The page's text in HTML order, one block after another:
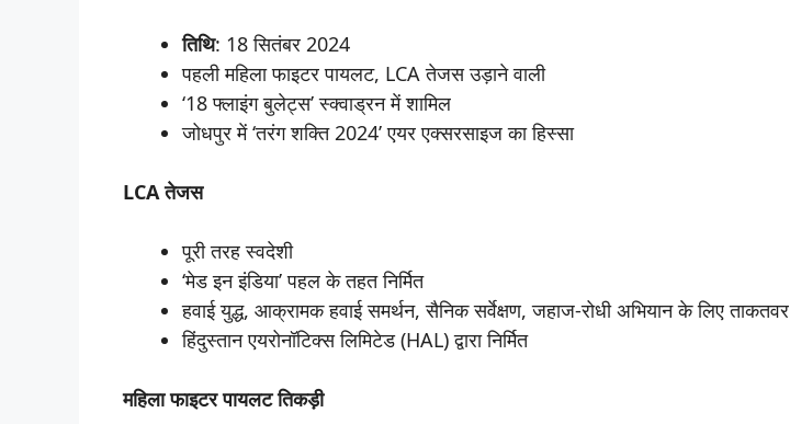
तिथि: 18 सितंबर 2024
पहली महिला फाइटर पायलट, LCA तेजस उड़ाने वाली
‘18 फ्लाइंग बुलेट्स’ स्क्वाड्रन में शामिल
जोधपुर में ‘तरंग शक्ति 2024’ एयर एक्सरसाइज का हिस्सा
LCAतेजस
पूरी तरह स्वदेशी
‘मेड इन इंडिया’ पहल के तहत निर्मित
हवाई युद्ध, आक्रामक हवाई समर्थन, सैनिक सर्वेक्षण, जहाज-रोधी अभियान के लिए ताकतवर
हिंदुस्तान एयरोनॉटिक्स लिमिटेड (HAL) द्वारा निर्मित
महिलाफाइटरपायलटतिकड़ी